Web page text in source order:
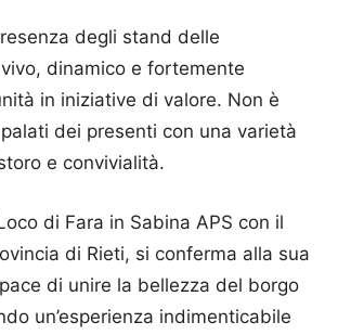
degli stand delle
dinamico e fortemente
in iniziative di valore. Non è
dei presenti con una varietà
e convivialità.
di Fara in Sabina APS con il
di Rieti, si conferma alla sua
di unire la bellezza del borgo
un’esperienza indimenticabile